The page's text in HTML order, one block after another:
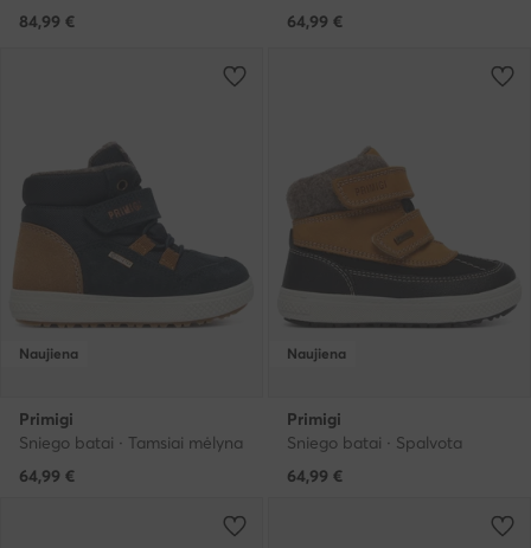
84,99 €
64,99 €
Naujiena
Primigi
Sniego batai · Tamsiai mėlyna
64,99 €
Naujiena
Primigi
Sniego batai · Spalvota
64,99 €